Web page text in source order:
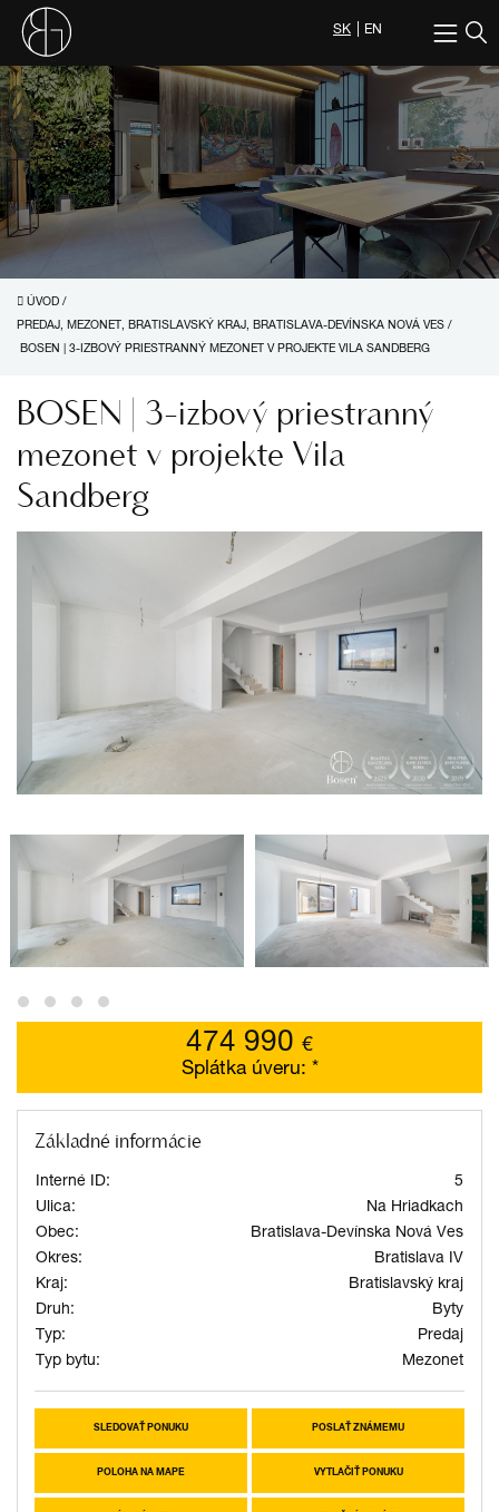
SK EN
ÚVOD /
PREDAJ, MEZONET, BRATISLAVSKÝ KRAJ, BRATISLAVA-DEVÍNSKA NOVÁ VES /
BOSEN | 3-IZBOVÝ PRIESTRANNÝ MEZONET V PROJEKTE VILA SANDBERG
BOSEN | 3-izbový priestranný
mezonet v projekte Vila
Sandberg
474 990 €
Splátka úveru: *
Základné informácie
Interné ID:
5
Ulica:
Na Hriadkach
Obec:
Bratislava-Devínska Nová Ves
Okres:
Bratislava IV
Kraj:
Bratislavský kraj
Druh:
Byty
Typ:
Predaj
Typ bytu:
Mezonet
SLEDOVAŤ PONUKU POSLAŤ ZNÁMEMU
POLOHA NA MAPE VYTLAČIŤ PONUKU